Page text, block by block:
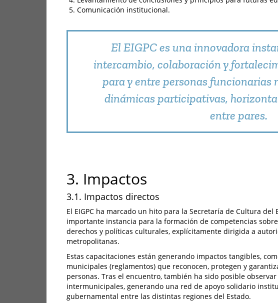
Comunicación institucional.
El EIGPC es una innovadora
intercambio, colaboración y
para y entre personas funcionarias
dinámicas participativas,
entre pares.
3. Impactos
3.1. Impactos directos
El EIGPC ha marcado un hito para la Secretaría de Cultura del
importante instancia para la formación de competencias
derechos y políticas culturales, explícitamente dirigida a
metropolitanas.
Estas capacitaciones están generando impactos tangibles,
municipales (reglamentos) que reconocen, protegen y
personas. Tras el encuentro, también ha sido posible
intermunicipales, generando una red de apoyo solidario
gubernamental entre las distintas regiones del Estado.